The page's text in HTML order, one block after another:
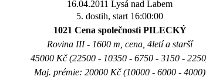
16.04.2011 Lysá nad Labem
5. dostih, start 16:00:00
1021 Cena společnosti PILECKÝ
Rovina III - 1600 m, cena, 4letí a starší
45000 Kč (22500 - 10350 - 6750 - 3150 -
Maj. prémie: 20000 Kč (10000 - 6000 - 4000)